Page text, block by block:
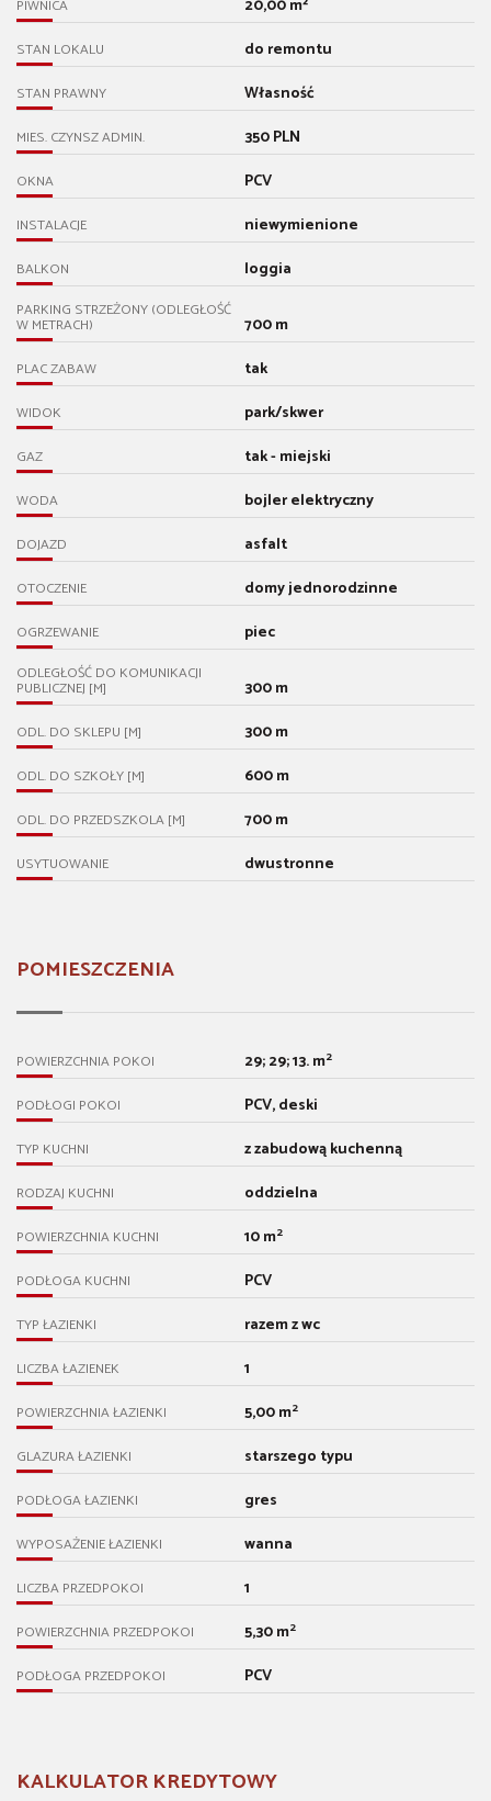
PIWNICA 20,00 m²
STAN LOKALU do remontu
STAN PRAWNY Własność
MIES. CZYNSZ ADMIN. 350 PLN
OKNA PCV
INSTALACJE niewymienione
BALKON loggia
PARKING STRZEŻONY (ODLEGŁOŚĆ
W METRACH) 700 m
PLAC ZABAW tak
WIDOK park/skwer
GAZ tak - miejski
WODA bojler elektryczny
DOJAZD asfalt
OTOCZENIE domy jednorodzinne
OGRZEWANIE piec
ODLEGŁOŚĆ DO KOMUNIKACJI
PUBLICZNEJ [M] 300 m
ODL. DO SKLEPU [M] 300 m
ODL. DO SZKOŁY [M] 600 m
ODL. DO PRZEDSZKOLA [M] 700 m
USYTUOWANIE dwustronne
POMIESZCZENIA
POWIERZCHNIA POKOI 29; 29; 13. m2
PODŁOGI POKOI PCV, deski
TYP KUCHNI z zabudową kuchenną
RODZAJ KUCHNI oddzielna
POWIERZCHNIA KUCHNI 10 m2
PODŁOGA KUCHNI PCV
TYP ŁAZIENKI razem z wc
LICZBA ŁAZIENEK 1
POWIERZCHNIA ŁAZIENKI 5,00 m2
GLAZURA ŁAZIENKI starszego typu
PODŁOGA ŁAZIENKI gres
WYPOSAŻENIE ŁAZIENKI wanna
LICZBA PRZEDPOKOI 1
POWIERZCHNIA PRZEDPOKOI 5,30 m2
PODŁOGA PRZEDPOKOI PCV
KALKULATOR KREDYTOWY